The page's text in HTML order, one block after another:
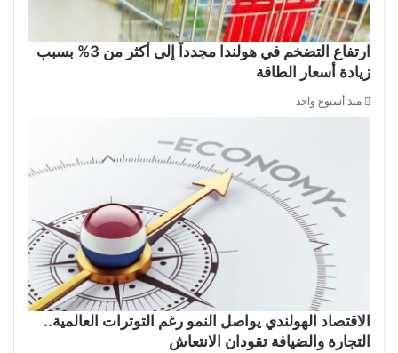
ارتفاع التضخم في هولندا مجدداً إلى أكثر من 3% بسبب
زيادة أسعار الطاقة
منذ أسبوع واحد
الاقتصاد الهولندي يواصل النمو رغم التوترات العالمية..
التجارة والضيافة تقودان الانتعاش